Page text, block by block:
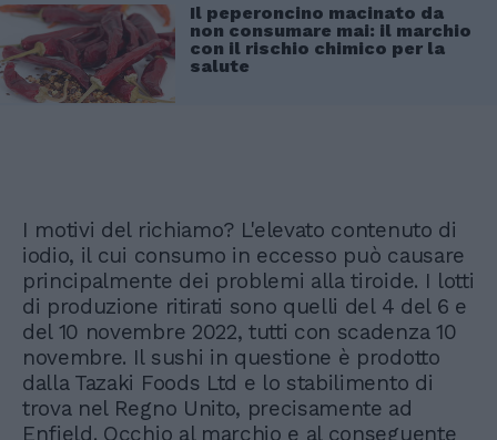
Il peperoncino macinato da
non consumare mai: il marchio
con il rischio chimico per la
salute
I motivi del richiamo? L'elevato contenuto di
iodio, il cui consumo in eccesso può causare
principalmente dei problemi alla tiroide. I lotti
di produzione ritirati sono quelli del 4 del 6 e
del 10 novembre 2022, tutti con scadenza 10
novembre. Il sushi in questione è prodotto
dalla Tazaki Foods Ltd e lo stabilimento di
trova nel Regno Unito, precisamente ad
Enfield. Occhio al marchio e al conseguente